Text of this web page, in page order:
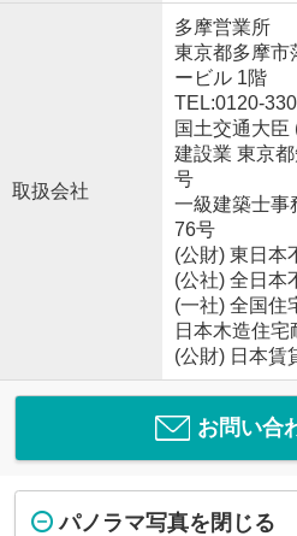
取扱会社
多摩営業所
東京都多摩市
ービル 1階
TEL:0120-
国土交通大臣
建設業 東京
号
一級建築士事
76号
(公財) 東日本
(公社) 全日本
(一社) 全国住
日本木造住
(公財) 日本賃
お問い合
パノラマ写真を閉じる